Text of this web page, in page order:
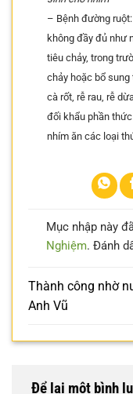
– Bệnh đường
không đầy đủ như
tiêu chảy, trong
chảy hoặc bổ sung
cà rốt, rễ rau, rễ
đối khẩu phần
nhím ăn các loại
Mục nhập này
Nghiệm. Đánh
Thành công nhờ
Anh Vũ
Để lại một bình